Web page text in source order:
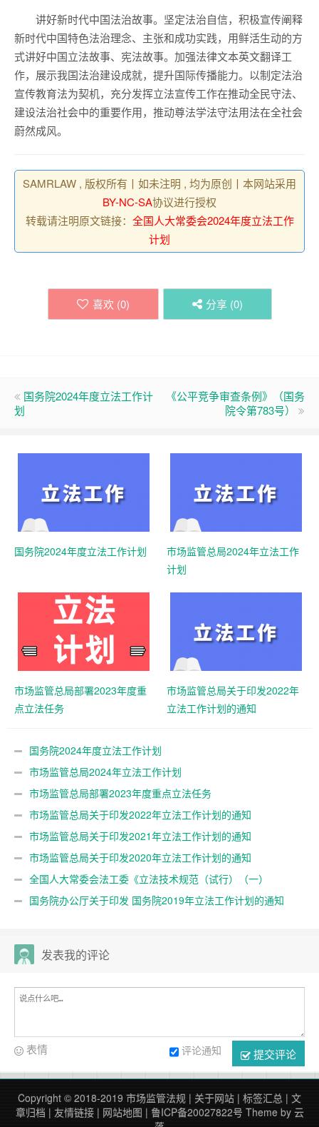
讲好新时代中国法治故事。坚定法治自信，积极宣传阐释
新时代中国特色法治理念、主张和成功实践，用鲜活生动的方
式讲好中国立法故事、宪法故事。加强法律文本英文翻译工
作，展示我国法治建设成就，提升国际传播能力。以制定法治
宣传教育法为契机，充分发挥立法宣传工作在推动全民守法、
建设法治社会中的重要作用，推动尊法学法守法用法在全社会
蔚然成风。
SAMRLAW , 版权所有丨如未注明 , 均为原创丨本网站采用
BY-NC-SA协议进行授权
转载请注明原文链接： 全国人大常委会2024年度立法工作
计划
喜欢 (0) 分享 (0)
国务院2024年度立法工作计
划
《公平竞争审查条例》（国务
院令第783号）
国务院2024年度立法工作计划
市场监管总局2024年立法工作
计划
市场监管总局部署2023年度重
点立法任务
市场监管总局关于印发2022年
立法工作计划的通知
国务院2024年度立法工作计划
市场监管总局2024年立法工作计划
市场监管总局部署2023年度重点立法任务
市场监管总局关于印发2022年立法工作计划的通知
市场监管总局关于印发2021年立法工作计划的通知
市场监管总局关于印发2020年立法工作计划的通知
全国人大常委会法工委《立法技术规范（试行）（一）
（二）》
国务院办公厅关于印发 国务院2019年立法工作计划的通知
发表我的评论
提交评论
评论通知
表情
Copyright © 2018-2019 市场监管法规 | 关于网站 | 标签汇总 | 文
章归档 | 友情链接| 网站地图 | 鲁ICP备20027822号 Theme by 云